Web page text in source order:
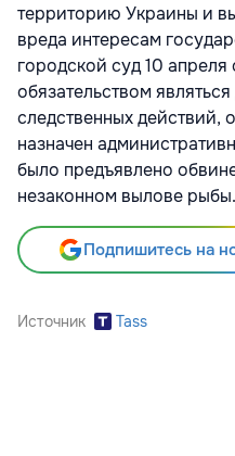
территорию Украины и
вреда интересам
городской суд 10 апреля
обязательством
следственных действий,
назначен
было предъявлено
незаконном вылове рыбы.
Подпишитесь на
Источник Tass